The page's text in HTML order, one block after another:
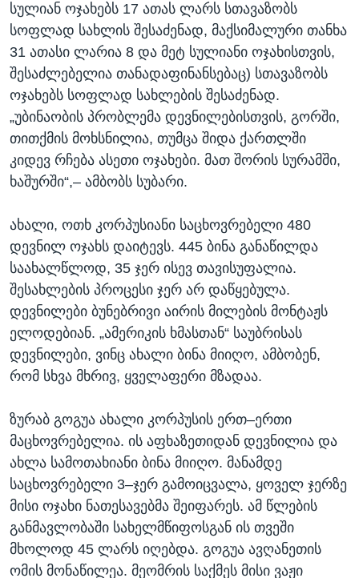
სულიან ოჯახებს 17 ათას ლარს სთავაზობს
სოფლად სახლის შესაძენად, მაქსიმალური თანხა
31 ათასი ლარია 8 და მეტ სულიანი ოჯახისთვის,
შესაძლებელია თანადაფინანსებაც) სთავაზობს
ოჯახებს სოფლად სახლების შესაძენად.
„უბინაობის პრობლემა დევნილებისთვის, გორში,
თითქმის მოხსნილია, თუმცა შიდა ქართლში
კიდევ რჩება ასეთი ოჯახები. მათ შორის სურამში,
ხაშურში“,– ამბობს სუბარი.
ახალი, ოთხ კორპუსიანი საცხოვრებელი 480
დევნილ ოჯახს დაიტევს. 445 ბინა განაწილდა
საახალწლოდ, 35 ჯერ ისევ თავისუფალია.
შესახლების პროცესი ჯერ არ დაწყებულა.
დევნილები ბუნებრივი აირის მილების მონტაჟს
ელოდებიან. „ამერიკის ხმასთან“ საუბრისას
დევნილები, ვინც ახალი ბინა მიიღო, ამბობენ,
რომ სხვა მხრივ, ყველაფერი მზადაა.
ზურაბ გოგუა ახალი კორპუსის ერთ–ერთი
მაცხოვრებელია. ის აფხაზეთიდან დევნილია და
ახლა სამოთახიანი ბინა მიიღო. მანამდე
საცხოვრებელი 3–ჯერ გამოიცვალა, ყოველ ჯერზე
მისი ოჯახი ნათესავებმა შეიფარეს. ამ წლების
განმავლობაში სახელმწიფოსგან ის თვეში
მხოლოდ 45 ლარს იღებდა. გოგუა ავღანეთის
ომის მონაწილეა. მეომრის საქმეს მისი ვაჟი